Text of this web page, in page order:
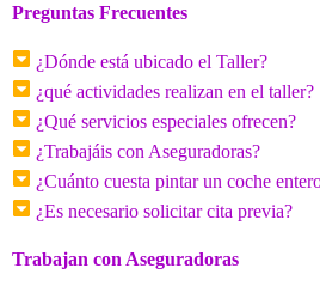
Preguntas Frecuentes
¿Dónde está ubicado el Taller?
¿qué actividades realizan en el taller?
¿Qué servicios especiales ofrecen?
¿Trabajáis con Aseguradoras?
¿Cuánto cuesta pintar un coche
¿Es necesario solicitar cita previa?
Trabajan con Aseguradoras